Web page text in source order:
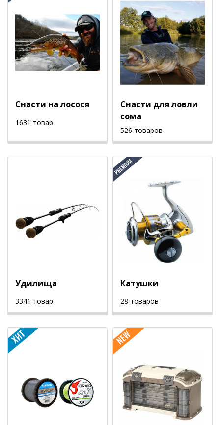
Снасти на лосося
1631 товар
Снасти для ловли
сома
526 товаров
Удилища
3341 товар
Катушки
28 товаров